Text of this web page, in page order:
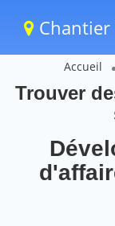
Accueil
Trouver